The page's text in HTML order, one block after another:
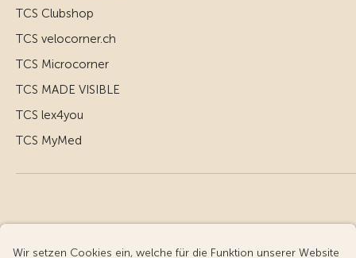
TCS Clubshop
TCS velocorner.ch
TCS Microcorner
TCS MADE VISIBLE
TCS lex4you
TCS MyMed